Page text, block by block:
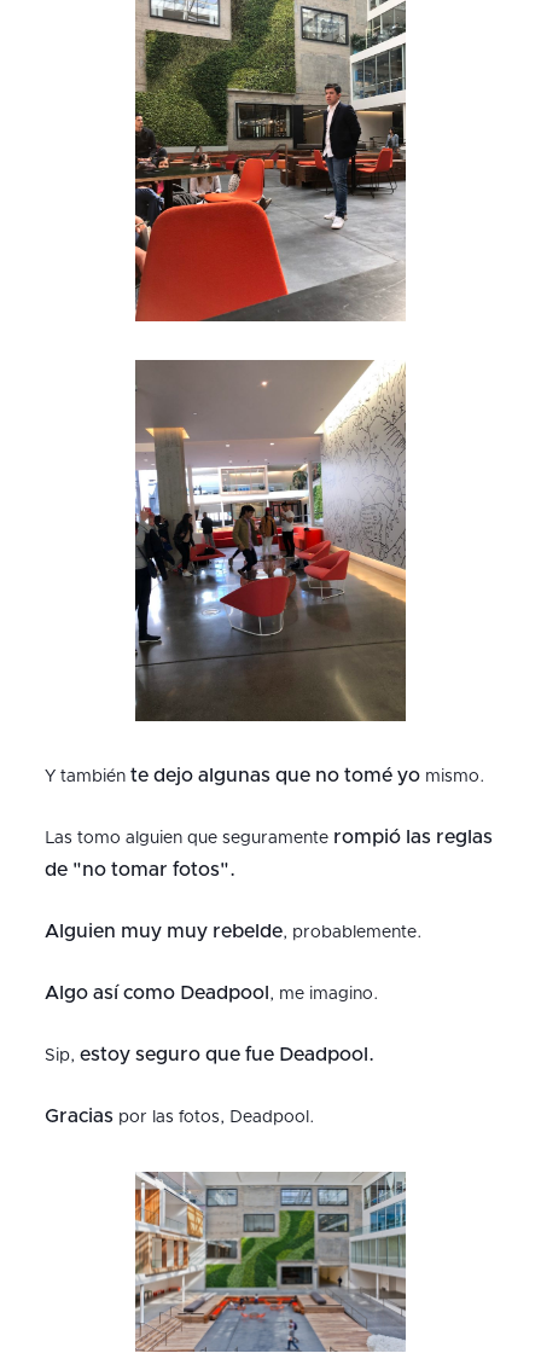
Y también te dejo algunas que no tomé yomismo.
Las tomo alguien que seguramente rompió las reglas
de "no tomar fotos".
Alguien muy muy rebelde, probablemente.
Algo así como Deadpool , me imagino.
Sip, estoy seguro que fue Deadpool.
Gracias por las fotos, Deadpool.